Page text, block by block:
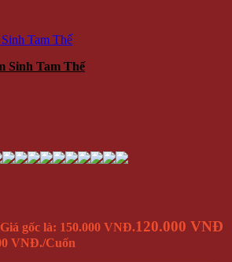
Sinh Tam Thế
Giá gốc là: 150.000 VNĐ.120.000 VNĐ
VNĐ./Cuốn